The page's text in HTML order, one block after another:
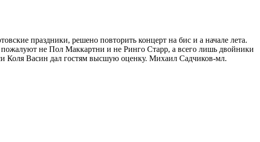
праздники, решено повторить концерт на бис и а начале лета.
не Пол Маккартни и не Ринго Старр, а всего лишь двойники
Коля Васин дал гостям высшую оценку. Михаил Садчиков-мл.